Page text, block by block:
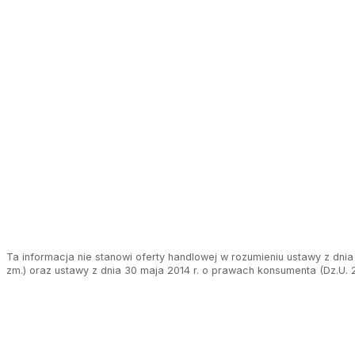
Ta informacja nie stanowi oferty handlowej w rozumieniu ustawy z
zm.) oraz ustawy z dnia 30 maja 2014 r. o prawach konsumenta (Dz.U.